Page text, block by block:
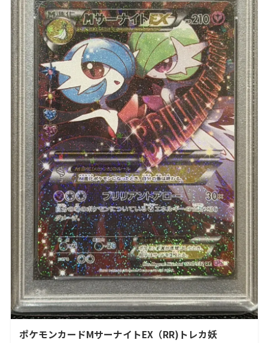
ポケモンカードMサーナイトEX（RR)トレカ妖